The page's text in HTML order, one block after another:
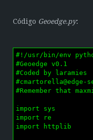
Código Geoedge.py:
#!/usr/bin/env
#Geoedge v0.1
#Coded by laramies
#cmartorella@edge-
#Remember that
import sys
import re
import httplib